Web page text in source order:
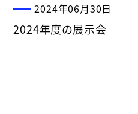
2024年06月30日
2024年度の展示会